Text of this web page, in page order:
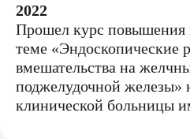
2022
Прошел курс повышения
теме «Эндоскопические
вмешательства на
поджелудочной железы»
клинической больницы